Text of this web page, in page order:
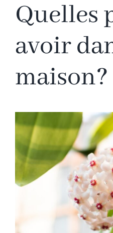
Quelles
avoir
maison?